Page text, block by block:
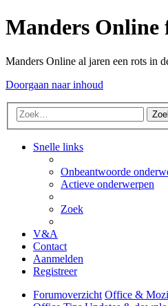
Manders Online
Manders Online al jaren een rots in
Doorgaan naar inhoud
Snelle links
Onbeantwoorde
Actieve onderwerpen
Zoek
V&A
Contact
Aanmelden
Registreer
Forumoverzicht Office &